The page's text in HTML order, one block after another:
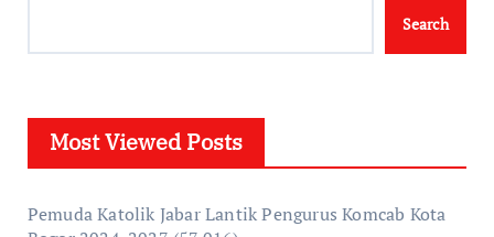
Search
Most Viewed Posts
Pemuda Katolik Jabar Lantik Pengurus Komcab Kota